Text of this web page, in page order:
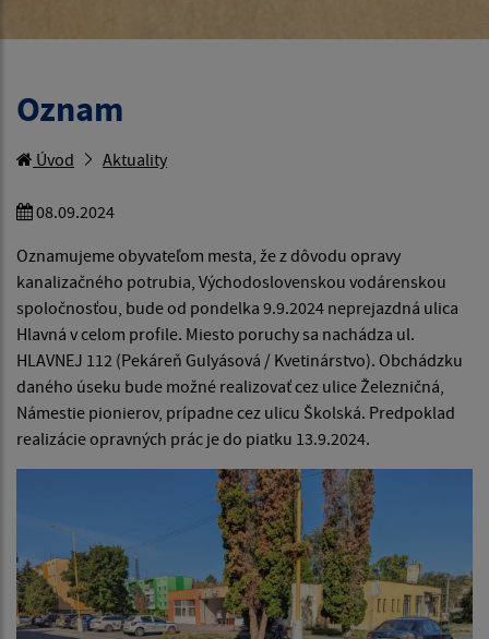
Oznam
Úvod Aktuality
08.09.2024
Oznamujeme obyvateľom mesta, že z dôvodu opravy
kanalizačného potrubia, Východoslovenskou vodárenskou
spoločnosťou, bude od pondelka 9.9.2024 neprejazdná ulica
Hlavná v celom profile. Miesto poruchy sa nachádza ul.
HLAVNEJ 112 (Pekáreň Gulyásová / Kvetinárstvo). Obchádzku
daného úseku bude možné realizovať cez ulice Železničná,
Námestie pionierov, prípadne cez ulicu Školská. Predpoklad
realizácie opravných prác je do piatku 13.9.2024.